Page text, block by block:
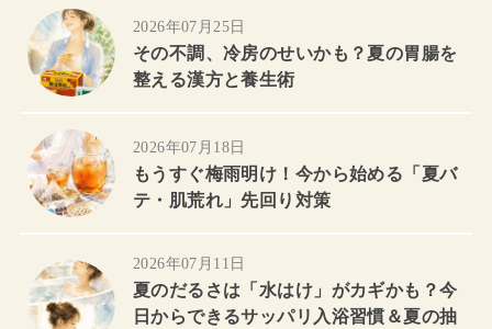
2026年07月25日
その不調、冷房のせいかも？夏の胃腸を
整える漢方と養生術
2026年07月18日
もうすぐ梅雨明け！今から始める「夏バ
テ・肌荒れ」先回り対策
2026年07月11日
夏のだるさは「水はけ」がカギかも？今
日からできるサッパリ入浴習慣＆夏の抽